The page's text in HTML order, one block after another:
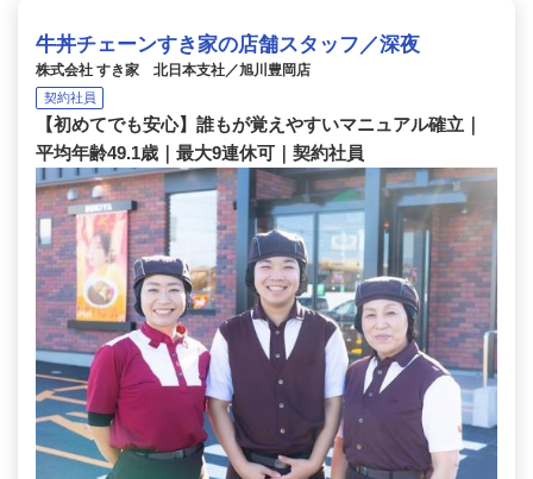
牛丼チェーンすき家の店舗スタッフ／深夜
株式会社 すき家 北日本支社／旭川豊岡店
契約社員
【初めてでも安心】誰もが覚えやすいマニュアル確立｜
平均年齢49.1歳｜最大9連休可｜契約社員